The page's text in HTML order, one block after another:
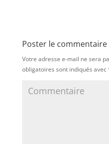
Poster le commentaire
Votre adresse e-mail ne sera
obligatoires sont indiqués avec